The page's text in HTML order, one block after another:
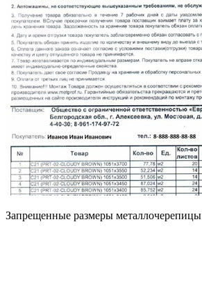
Запрещенные размеры металлочерепицы